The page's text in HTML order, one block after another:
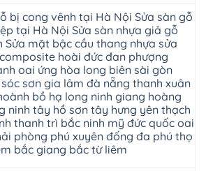
bị cong vênh tại Hà Nội Sửa sàn gỗ
tại Hà Nội Sửa sàn nhựa giả gỗ
Sửa mặt bậc cầu thang nhựa sửa
hoài đức đan phượng
oai ứng hòa long biên sài gòn
sơn gia lâm đà nẵng thanh xuân
bồ hạ long ninh giang hoàng
ninh tây hồ sơn tây hưng yên thạch
thanh trì bắc ninh mỹ đức quốc oai
phòng phú xuyên đống đa phú thọ
bắc giang bắc từ liêm